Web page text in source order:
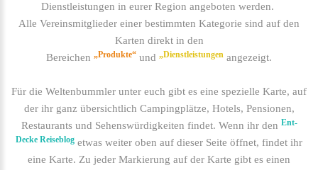
Dienstleistungen in eurer Region angeboten werden.
Alle Vereinsmitglieder einer bestimmten Kategorie sind auf den
Karten direkt in den
Bereichen „Produkte“ und „Dienstleistungen angezeigt.
Für die Weltenbummler unter euch gibt es eine spezielle Karte, auf
der ihr ganz übersichtlich Campingplätze, Hotels, Pensionen,
Restaurants und Sehenswürdigkeiten findet. Wenn ihr den Ent-
Decke Reiseblog etwas weiter oben auf dieser Seite öffnet, findet ihr
eine Karte. Zu jeder Markierung auf der Karte gibt es einen